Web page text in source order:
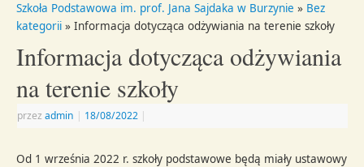
Szkoła Podstawowa im. prof. Jana Sajdaka w Burzynie » Bez
kategorii » Informacja dotycząca odżywiania na terenie szkoły
Informacja dotycząca odżywiania
na terenie szkoły
przezadmin | 18/08/2022 |
Od 1 września 2022 r. szkoły podstawowe będą miały ustawowy